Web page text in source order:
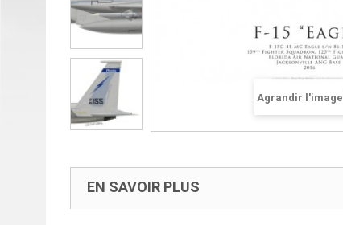
Agrandir l'image
EN SAVOIR PLUS